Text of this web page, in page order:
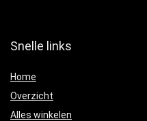
Snelle links
Home
Overzicht
Alles winkelen